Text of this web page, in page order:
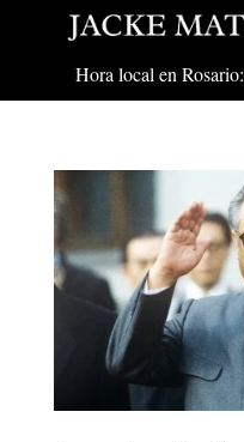
Hora local en Rosario: